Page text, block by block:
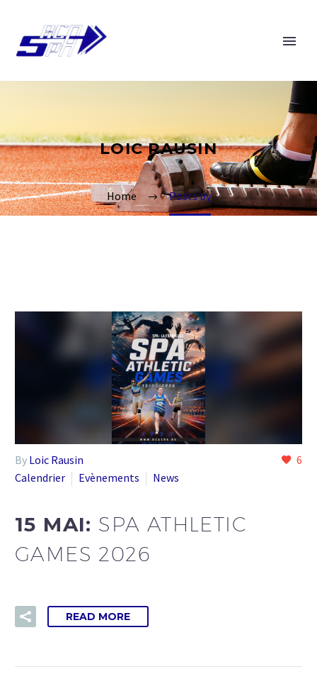
LOIC RAUSIN
Home Posts by
6
By Loic Rausin
Calendrier
Evènements News
15 MAI: SPA ATHLETIC
GAMES 2026
READ MORE